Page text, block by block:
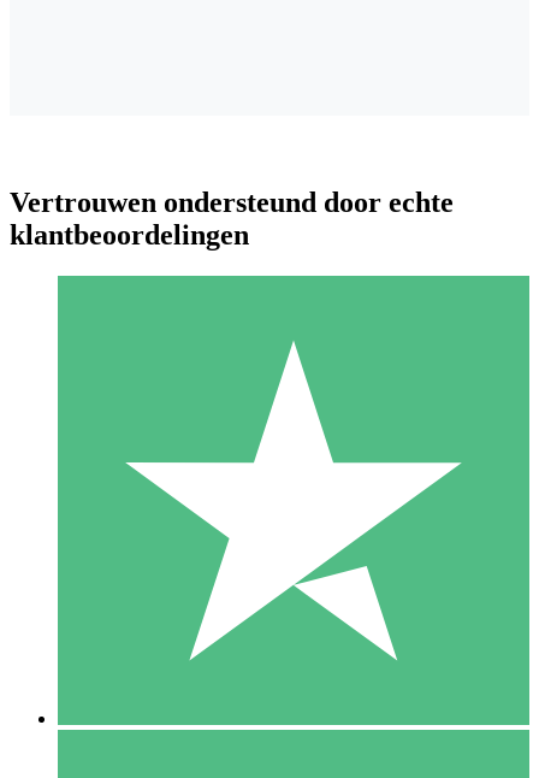
Individuele Creditpakketten
Betaal per gebruik met downloadtegoeden. Geen maandelijkse
1000
Vertrouwen ondersteund door echte
klantbeoordelingen